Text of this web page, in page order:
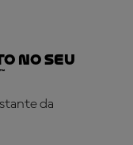
no seu
da